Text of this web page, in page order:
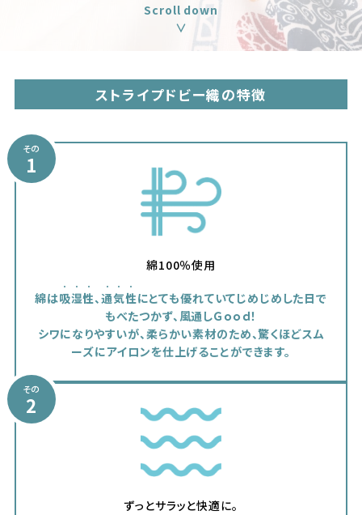
Scroll down
∨
ストライプドビー織の特徴
その
1
綿100％使用
綿は吸湿性、通気性にとても優れていてじめじめした日で
もべたつかず、風通しＧｏｏｄ！
シワになりやすいが、柔らかい素材のため、驚くほどスム
ーズにアイロンを仕上げることができます。
その
2
ずっとサラッと快適に。